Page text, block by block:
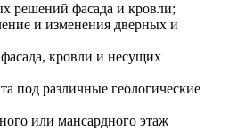
решений фасада и кровли;
и изменения дверных и
кровли и несущих
под различные геологические
или мансардного этаж